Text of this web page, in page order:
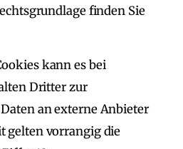
finden Sie
kann es bei
Dritter zur
an externe Anbieter
gelten vorrangig die